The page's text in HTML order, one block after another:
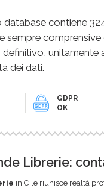
database contiene
sempre
unitamente
dei dati.
GDPR
OK
Librerie:
in Cile riunisce realtà